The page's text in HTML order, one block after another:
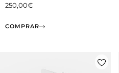
250,00€
COMPRAR